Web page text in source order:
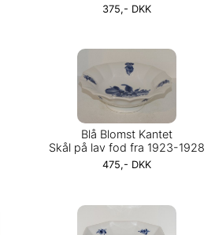
375,- DKK
Blå Blomst Kantet
Skål på lav fod fra 1923-1928
475,- DKK